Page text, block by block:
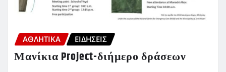
ΑΘΛΗΤΙΚΑ ΕΙΔΗΣΕΙΣ
Μανίκια Project-διήμερο δράσεων